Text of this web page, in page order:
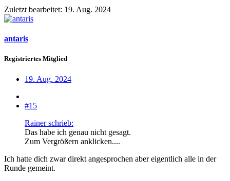
Zuletzt bearbeitet: 19. Aug. 2024
antaris
Registriertes Mitglied
19. Aug. 2024
#15
Rainer schrieb:
Das habe ich genau nicht gesagt.
Zum Vergrößern anklicken....
Ich hatte dich zwar direkt angesprochen aber eigentlich alle in der
Runde gemeint.